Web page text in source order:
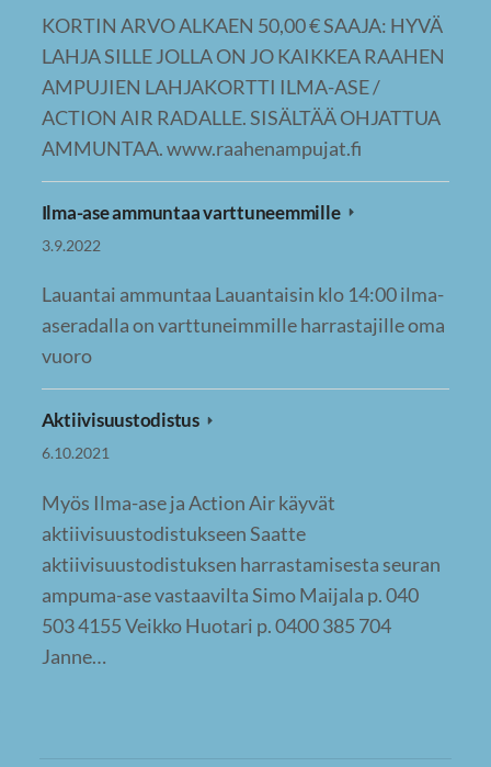
KORTIN ARVO ALKAEN 50,00 € SAAJA: HYVÄ
LAHJA SILLE JOLLA ON JO KAIKKEA RAAHEN
AMPUJIEN LAHJAKORTTI ILMA-ASE /
ACTION AIR RADALLE. SISÄLTÄÄ OHJATTUA
AMMUNTAA. www.raahenampujat.fi
Ilma-ase ammuntaa varttuneemmille
3.9.2022
Lauantai ammuntaa Lauantaisin klo 14:00 ilma-
aseradalla on varttuneimmille harrastajille oma
vuoro
Aktiivisuustodistus
6.10.2021
Myös Ilma-ase ja Action Air käyvät
aktiivisuustodistukseen Saatte
aktiivisuustodistuksen harrastamisesta seuran
ampuma-ase vastaavilta Simo Maijala p. 040
503 4155 Veikko Huotari p. 0400 385 704
Janne…